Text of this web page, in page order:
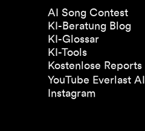
AI Song Contest
KI-Beratung Blog
KI-Glossar
KI-Tools
Kostenlose Reports
YouTube Everlast AI
Instagram